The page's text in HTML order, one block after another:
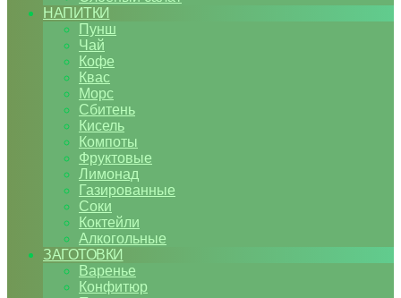
НАПИТКИ
Пунш
Чай
Кофе
Квас
Морс
Сбитень
Кисель
Компоты
Фруктовые
Лимонад
Газированные
Соки
Коктейли
Алкогольные
ЗАГОТОВКИ
Варенье
Конфитюр